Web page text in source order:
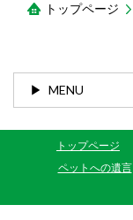
トップページ
MENU
トップページ
ペットへの遺言